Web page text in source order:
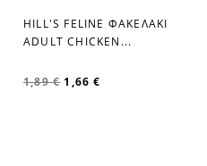
favorite_border
HILL'S FELINE ΦΑΚΕΛΑΚΙ
ADULT CHICKEN...
1,89 € 1,66 €